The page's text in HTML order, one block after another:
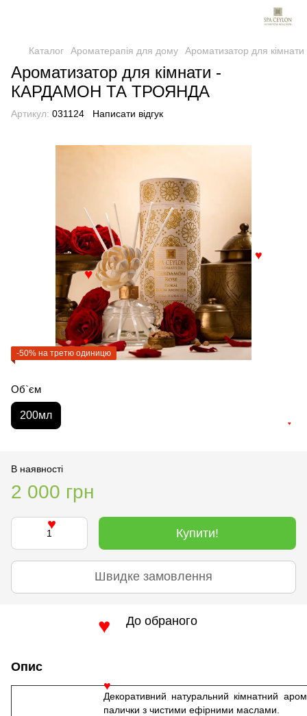
Каталог Ароматерапія для дому Ароматизатор для
Ароматизатор для кімнати -
КАРДАМОН ТА ТРОЯНДА
Артикул: 031124 Написати відгук
-50% на третю одиницю
Об`єм
200мл
В наявності
2 000 грн
Купити!
Швидке замовлення
До обраного
Опис
Декоративний натуральний кімнатний
палички з чистими ефірними маслами.
♥
♥
♥
♥